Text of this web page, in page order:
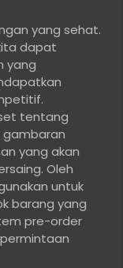
yang sehat.
dapat
yang
tentang
gambaran
yang akan
Oleh
untuk
barang yang
pre-order